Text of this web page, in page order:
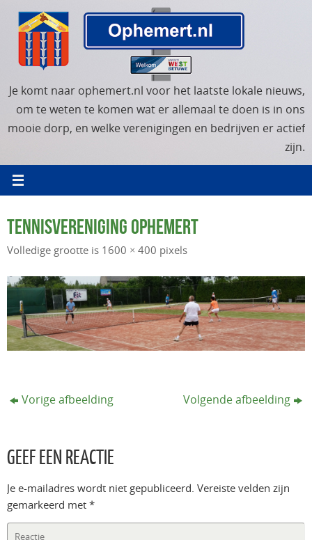
naar
inhoud
Je komt naar ophemert.nl voor het laatste lokale nieuws,
om te weten te komen wat er allemaal te doen is in ons
mooie dorp, en welke verenigingen en bedrijven er actief
zijn.
TENNISVERENIGING OPHEMERT
Volledige grootte is 1600 × 400 pixels
Vorige afbeelding Volgende afbeelding
GEEF EEN REACTIE
Je e-mailadres wordt niet gepubliceerd. Vereiste velden zijn
gemarkeerd met *